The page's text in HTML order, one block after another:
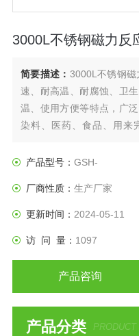
3000L不锈钢磁力反
简要描述： 3000L不锈钢
速、耐高温、耐腐蚀、卫
温、使用方便等特点，广
染料、医药、食品、用来
对于加热、冷却、和液体
理想的所需设备。
产品型号： GSH-
厂商性质： 生产厂家
更新时间： 2024-05-11
访 问 量： 1097
产品咨询
产品分类